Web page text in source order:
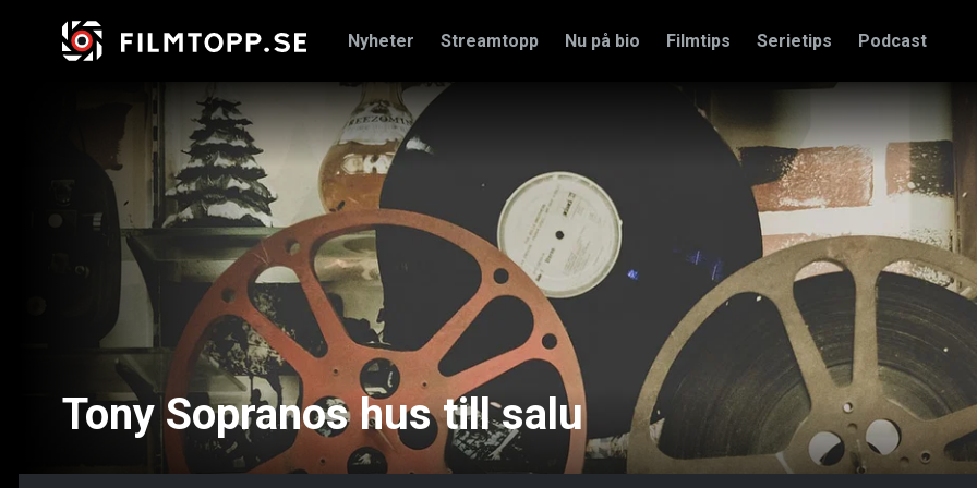
Nyheter Streamtopp Nu på bio Filmtips Serietips Podcast
Tony Sopranos hus till salu